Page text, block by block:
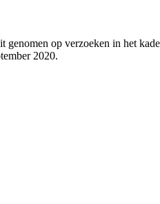
op verzoeken in het
2020.